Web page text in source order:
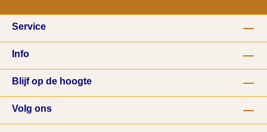
Service
Info
Blijf op de hoogte
Volg ons